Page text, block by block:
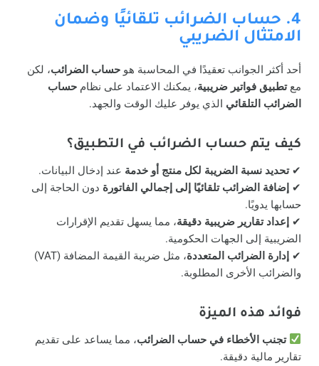
4. حساب الضرائب تلقائيًا وضمان
الامتثال الضريبي
أحد أكثر الجوانب تعقيدًا في المحاسبة هو حساب الضرائب، لكن
معتطبيق فواتير ضريبية، يمكنك الاعتماد على نظام حساب
الضرائب التلقائي الذي يوفر عليك الوقت والجهد.
كيف يتم حساب الضرائب في التطبيق؟
✔تحديد نسبة الضريبة لكل منتج أو خدمة عند إدخال البيانات.
✔ إضافة الضرائب تلقائيًا إلى إجمالي الفاتورة دون الحاجة إلى
حسابها يدويًا.
✔ إعداد تقارير ضريبية دقيقة، مما يسهل تقديم الإقرارات
الضريبية إلى الجهات الحكومية.
✔ إدارة الضرائب المتعددة
، مثل ضريبة القيمة المضافة (VAT)
والضرائب الأخرى المطلوبة.
فوائد هذه الميزة
تجنب الأخطاء في حساب الضرائب، مما يساعد على تقديم
تقارير مالية دقيقة.